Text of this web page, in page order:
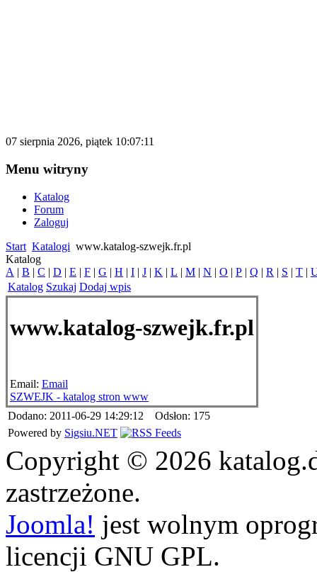
07 sierpnia 2026, piątek 10:07:11
Menu witryny
Katalog
Forum
Zaloguj
Start Katalogi www.katalog-szwejk.fr.pl
Katalog
A | B | C | D | E | F | G | H | I | J | K | L | M | N | O | P | Q | R | S | T |
Katalog Szukaj Dodaj wpis
www.katalog-szwejk.fr.pl
Email: Email
SZWEJK - katalog stron www
Dodano: 2011-06-29 14:29:12 Odsłon: 175
Powered by Sigsiu.NET
Copyright © 2026
zastrzeżone.
Joomla! jest wolnym
licencji GNU GPL.